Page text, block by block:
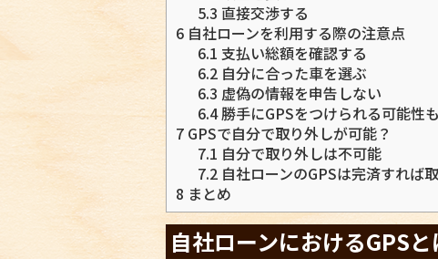
5.3 直接交渉する
6 自社ローンを利用する際の注意点
6.1 支払い総額を確認する
6.2 自分に合った車を選ぶ
6.3 虚偽の情報を申告しない
6.4勝手にGPSをつけられる可能性
7 GPSで自分で取り外しが可能？
7.1 自分で取り外しは不可能
7.2 自社ローンのGPSは完済すれば
8 まとめ
自社ローンにおけるGPSと